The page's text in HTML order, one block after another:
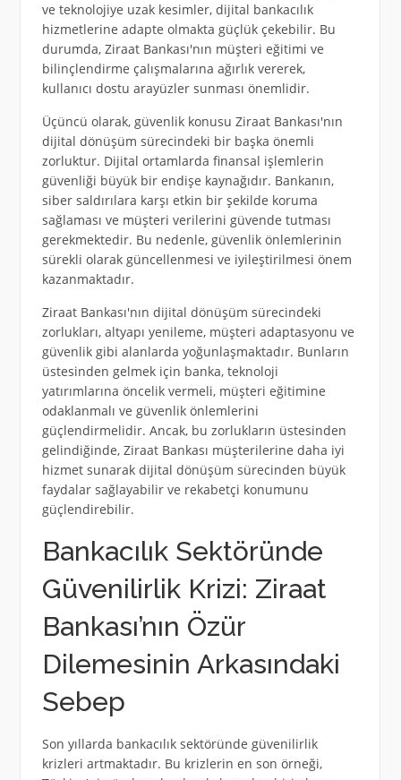
ve teknolojiye uzak kesimler, dijital bankacılık
hizmetlerine adapte olmakta güçlük çekebilir. Bu
durumda, Ziraat Bankası'nın müşteri eğitimi ve
bilinçlendirme çalışmalarına ağırlık vererek,
kullanıcı dostu arayüzler sunması önemlidir.
Üçüncü olarak, güvenlik konusu Ziraat Bankası'nın
dijital dönüşüm sürecindeki bir başka önemli
zorluktur. Dijital ortamlarda finansal işlemlerin
güvenliği büyük bir endişe kaynağıdır. Bankanın,
siber saldırılara karşı etkin bir şekilde koruma
sağlaması ve müşteri verilerini güvende tutması
gerekmektedir. Bu nedenle, güvenlik önlemlerinin
sürekli olarak güncellenmesi ve iyileştirilmesi önem
kazanmaktadır.
Ziraat Bankası'nın dijital dönüşüm sürecindeki
zorlukları, altyapı yenileme, müşteri adaptasyonu ve
güvenlik gibi alanlarda yoğunlaşmaktadır. Bunların
üstesinden gelmek için banka, teknoloji
yatırımlarına öncelik vermeli, müşteri eğitimine
odaklanmalı ve güvenlik önlemlerini
güçlendirmelidir. Ancak, bu zorlukların üstesinden
gelindiğinde, Ziraat Bankası müşterilerine daha iyi
hizmet sunarak dijital dönüşüm sürecinden büyük
faydalar sağlayabilir ve rekabetçi konumunu
güçlendirebilir.
Bankacılık Sektöründe
Güvenilirlik Krizi: Ziraat
Bankası’nın Özür
Dilemesinin Arkasındaki
Sebep
Son yıllarda bankacılık sektöründe güvenilirlik
krizleri artmaktadır. Bu krizlerin en son örneği,